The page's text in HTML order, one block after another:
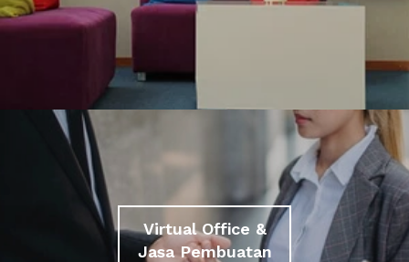
Virtual Office &
Jasa Pembuatan